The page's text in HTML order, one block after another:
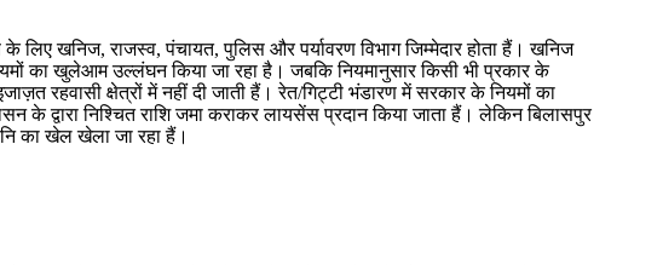
खनिज, राजस्व, पंचायत, पुलिस और पर्यावरण विभाग जिम्मेदार होता हैं। खनिज
का खुलेआम उल्लंघन किया जा रहा है। जबकि नियमानुसार किसी भी प्रकार के
रहवासी क्षेत्रों में नहीं दी जाती हैं। रेत/गिट्टी भंडारण में सरकार के नियमों का
द्वारा निश्चित राशि जमा कराकर लायसेंस प्रदान किया जाता हैं। लेकिन बिलासपुर
का खेल खेला जा रहा हैं।